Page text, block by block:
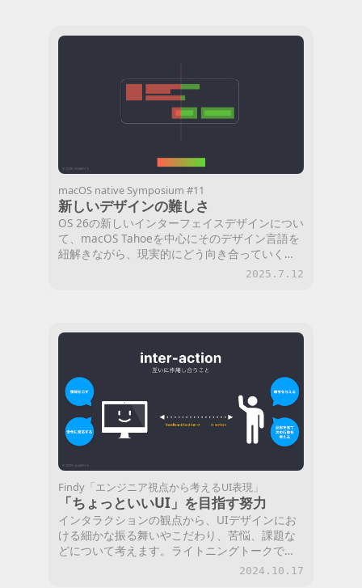
macOS native Symposium #11
新しいデザインの難しさ
OS 26の新しいインターフェイスデザインについ
て、macOS Tahoeを中心にそのデザイン言語を
紐解きながら、現実的にどう向き合っていくと
2025.7.12
Findy「エンジニア視点から考えるUI表現」
「ちょっといいUI」を目指す努力
インタラクションの観点から、UIデザインにお
ける細かな振る舞いやこだわり、苦悩、課題な
どについて考えます。ライトニングトークでは
2024.10.17